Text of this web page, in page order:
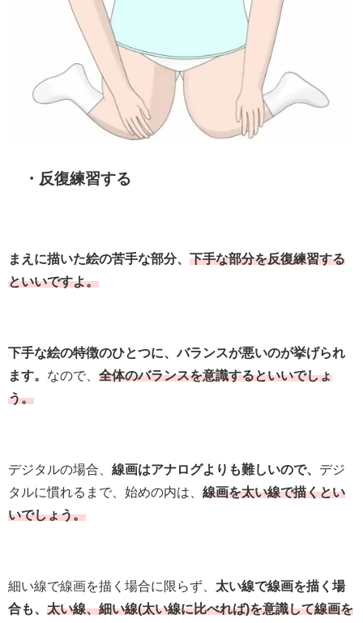
・反復練習する
まえに描いた絵の苦手な部分、 下手な部分を反復練習する
といいですよ。
下手な絵の特徴のひとつに、バランスが悪いのが挙げられ
ます。 なので、 全体のバランスを意識するといいでしょ
う。
デジタルの場合、 線画はアナログよりも難しいので、 デジ
タルに慣れるまで、始めの内は、 線画を太い線で描くとい
いでしょう。
細い線で線画を描く場合に限らず、 太い線で線画を描く場
合も、 太い線、細い線(太い線に比べれば)を意識して線画を